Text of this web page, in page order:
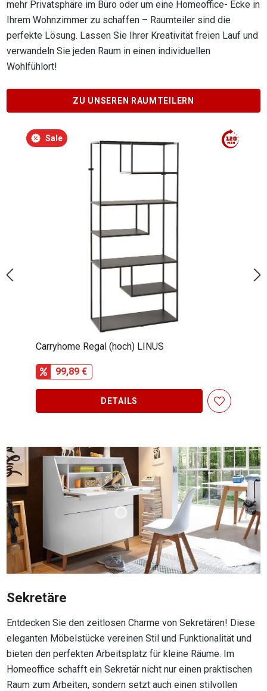
mehr Privatsphäre im Büro oder um eine Homeoffice- Ecke in
Ihrem Wohnzimmer zu schaffen – Raumteiler sind die
perfekte Lösung. Lassen Sie Ihrer Kreativität freien Lauf und
verwandeln Sie jeden Raum in einen individuellen
Wohlfühlort!
ZU UNSEREN RAUMTEILERN
Produktgalerie überspringen
Werbeaktion
XORA Regal (halbhoch) ROCKY
Sekretäre
Entdecken Sie den zeitlosen Charme von Sekretären! Diese
eleganten Möbelstücke vereinen Stil und Funktionalität und
bieten den perfekten Arbeitsplatz für kleine Räume. Im
Homeoffice schafft ein Sekretär nicht nur einen praktischen
Raum zum Arbeiten, sondern setzt auch einen stilvollen